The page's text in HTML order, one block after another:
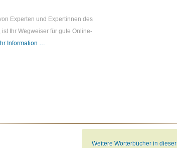
Experten und Expertinnen des
, ist Ihr Wegweiser für gute Online-
Information …
Weitere Wörterbücher in dieser